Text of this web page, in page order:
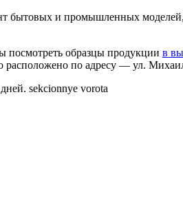
бытовых и промышленных
образцы продукции в
расположено по адресу — ул.
sekcionnye vorota